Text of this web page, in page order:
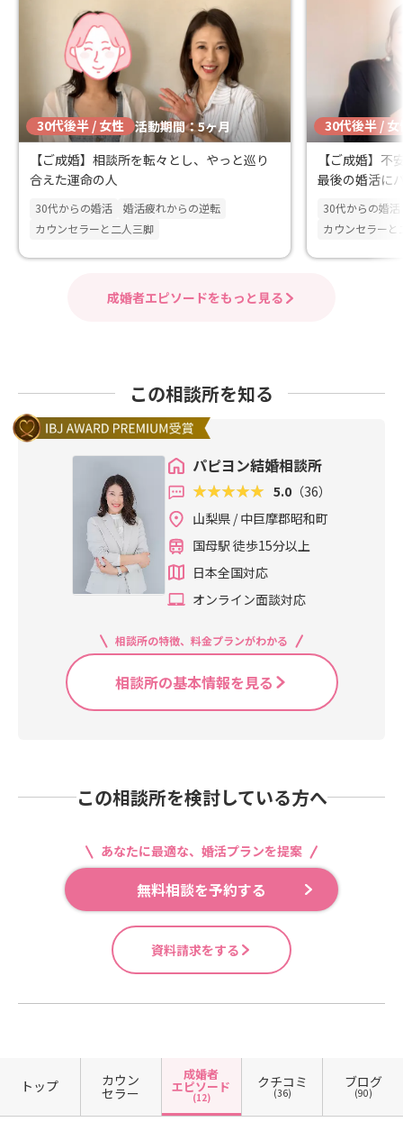
30代後半 / 女性 活動期間：5ヶ月
【ご成婚】相談所を転々とし、やっと巡り
合えた運命の人
30代からの婚活
婚活疲れからの逆転
カウンセラーと二人三脚
30代後半 / 女
【ご成婚】不
最後の婚活に
した。
30代からの婚活
カウンセラーと
成婚者エピソードをもっと見る
この相談所を知る
パピヨン結婚相談所
5.0 （36）
山梨県 / 中巨摩郡昭和町
国母駅 徒歩15分以上
日本全国対応
オンライン面談対応
相談所の特徴、料金プランがわかる
相談所の基本情報を見る
この相談所を検討している方へ
あなたに最適な、婚活プランを提案
無料相談を予約する
資料請求をする
トップ カウン
セラー
成婚者
エピソード
(12)
クチコミ
(36)
ブログ
(90)